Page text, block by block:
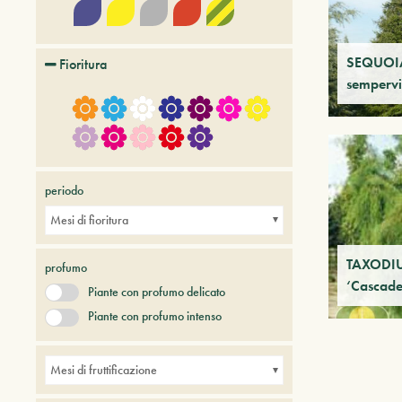
Fioritura
periodo
Mesi di fioritura
profumo
Piante con profumo delicato
Piante con profumo intenso
Mesi di fruttificazione